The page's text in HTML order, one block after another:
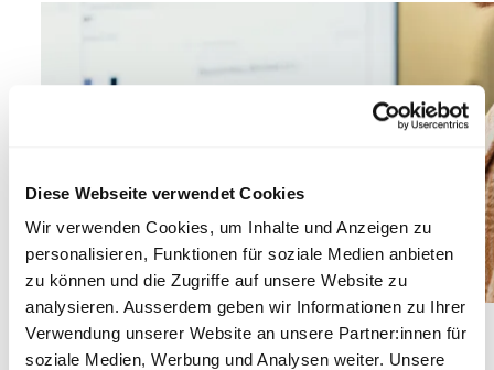
Diese Webseite verwendet Cookies
Wir verwenden Cookies, um Inhalte und Anzeigen zu
personalisieren, Funktionen für soziale Medien anbieten
zu können und die Zugriffe auf unsere Website zu
analysieren. Ausserdem geben wir Informationen zu Ihrer
Verwendung unserer Website an unsere Partner:innen für
soziale Medien, Werbung und Analysen weiter. Unsere
Dienstleistungen